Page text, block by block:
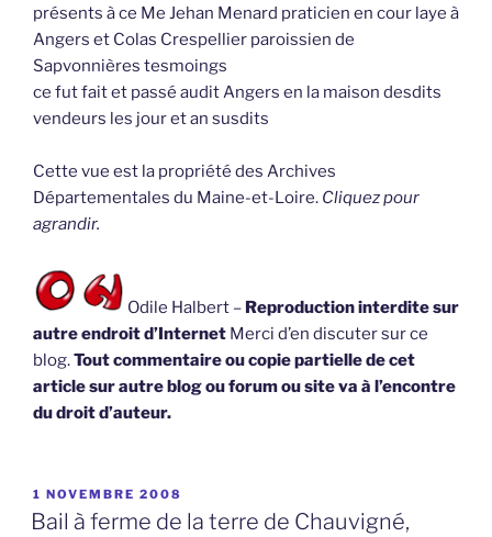
présents à ce Me Jehan Menard praticien en cour laye à
Angers et Colas Crespellier paroissien de
Sapvonnières tesmoings
ce fut fait et passé audit Angers en la maison desdits
vendeurs les jour et an susdits
Cette vue est la propriété des Archives
Départementales du Maine-et-Loire. Cliquez pour
agrandir.
Odile Halbert – Reproduction interdite sur
autre endroit d’Internet Merci d’en discuter sur ce
blog.Tout commentaire ou copie partielle de cet
article sur autre blog ou forum ou site va à l’encontre
du droit d’auteur.
PUBLIÉ
LE
1 NOVEMBRE 2008
Bail à ferme de la terre de Chauvigné,